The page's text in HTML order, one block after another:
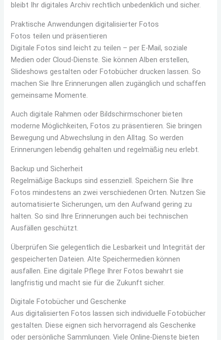
bleibt Ihr digitales Archiv rechtlich unbedenklich und sicher.
Praktische Anwendungen digitalisierter Fotos
Fotos teilen und präsentieren
Digitale Fotos sind leicht zu teilen – per E-Mail, soziale
Medien oder Cloud-Dienste. Sie können Alben erstellen,
Slideshows gestalten oder Fotobücher drucken lassen. So
machen Sie Ihre Erinnerungen allen zugänglich und schaffen
gemeinsame Momente.
Auch digitale Rahmen oder Bildschirmschoner bieten
moderne Möglichkeiten, Fotos zu präsentieren. Sie bringen
Bewegung und Abwechslung in den Alltag. So werden
Erinnerungen lebendig gehalten und regelmäßig neu erlebt.
Backup und Sicherheit
Regelmäßige Backups sind essenziell. Speichern Sie Ihre
Fotos mindestens an zwei verschiedenen Orten. Nutzen Sie
automatisierte Sicherungen, um den Aufwand gering zu
halten. So sind Ihre Erinnerungen auch bei technischen
Ausfällen geschützt.
Überprüfen Sie gelegentlich die Lesbarkeit und Integrität der
gespeicherten Dateien. Alte Speichermedien können
ausfallen. Eine digitale Pflege Ihrer Fotos bewahrt sie
langfristig und macht sie für die Zukunft sicher.
Digitale Fotobücher und Geschenke
Aus digitalisierten Fotos lassen sich individuelle Fotobücher
gestalten. Diese eignen sich hervorragend als Geschenke
oder persönliche Sammlungen. Viele Online-Dienste bieten